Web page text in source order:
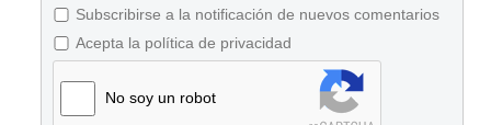
Subscribirse a la notificación de nuevos comentarios
Acepta la política de privacidad
No soy un robot